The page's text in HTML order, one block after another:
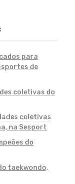
para
de
coletivas do
coletivas
na Sesport
do
taekwondo,